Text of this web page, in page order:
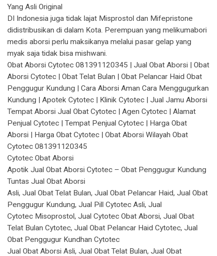
Yang Asli Original
DI Indonesia juga tidak lajat Misprostol dan Mifepristone
didistribusikan di dalam Kota. Perempuan yang melikumabori
medis aborsi perlu maksikanya melalui pasar gelap yang
myak saja tidak bisa mishwani.
Obat Aborsi Cytotec 081391120345 | Jual Obat Aborsi | Obat
Aborsi Cytotec | Obat Telat Bulan | Obat Pelancar Haid Obat
Penggugur Kundung | Cara Aborsi Aman Cara Menggugurkan
Kundung | Apotek Cytotec | Klinik Cytotec | Jual Jamu Aborsi
Tempat Aborsi Jual Obat Cytotec | Agen Cytotec | Alamat
Penjual Cytotec | Tempat Penjual Cytotec | Harga Obat
Aborsi | Harga Obat Cytotec | Obat Aborsi Wilayah Obat
Cytotec 081391120345
Cytotec Obat Aborsi
Apotik Jual Obat Aborsi Cytotec – Obat Penggugur Kundung
Tuntas Jual Obat Aborsi
Asli, Jual Obat Telat Bulan, Jual Obat Pelancar Haid, Jual Obat
Penggugur Kundung, Jual Pill Cytotec Asli, Jual
Cytotec Misoprostol, Jual Cytotec Obat Aborsi, Jual Obat
Telat Bulan Cytotec, Jual Obat Pelancar Haid Cytotec, Jual
Obat Penggugur Kundhan Cytotec
Jual Obat Aborsi Asli, Jual Obat Telat Bulan, Jual Obat